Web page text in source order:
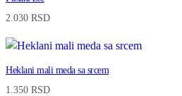
2.030 RSD
Heklani mali meda sa srcem
1.350 RSD